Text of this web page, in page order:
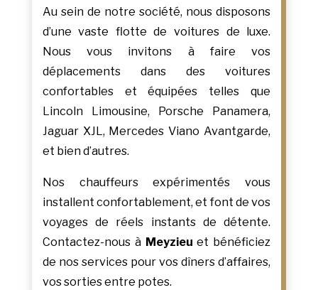
Au sein de notre société, nous disposons
d’une vaste flotte de voitures de luxe.
Nous vous invitons à faire vos
déplacements dans des voitures
confortables et équipées telles que
Lincoln Limousine, Porsche Panamera,
Jaguar XJL, Mercedes Viano Avantgarde,
et bien d’autres.
Nos chauffeurs expérimentés vous
installent confortablement, et font de vos
voyages de réels instants de détente.
Contactez-nous à Meyzieu et bénéficiez
de nos services pour vos dîners d’affaires,
vos sorties entre potes.